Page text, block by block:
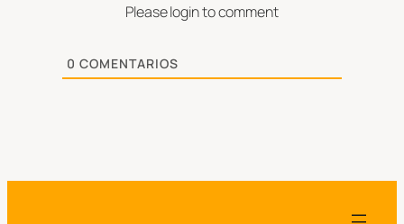
Please login to comment
0 COMENTARIOS